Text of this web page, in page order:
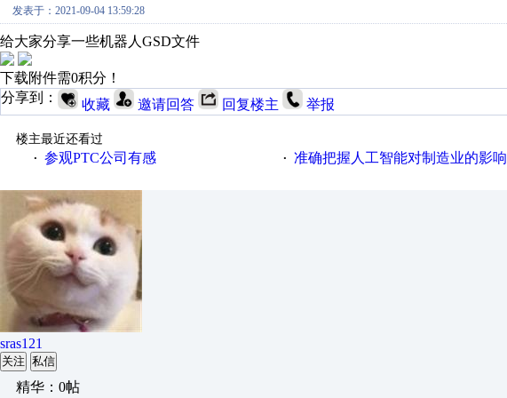
发表于：2021-09-04 13:59:28
给大家分享一些机器人GSD文件
下载附件需0积分！
分享到：
收藏 邀请回答 回复楼主 举报
楼主最近还看过
· 参观PTC公司有感 · 准确把握人工智能对制造业的影响
sras121
关注 私信
精华：0帖